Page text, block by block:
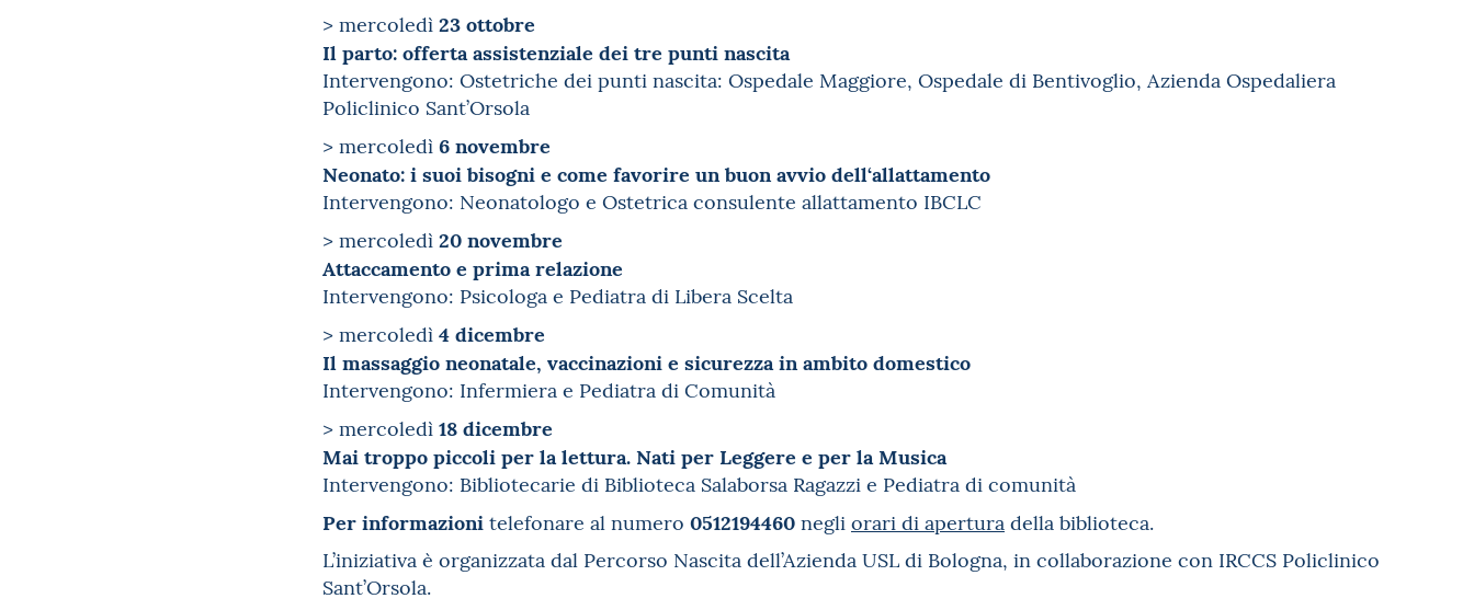
> mercoledì 23 ottobre
Il parto: offerta assistenziale dei tre punti nascita
Intervengono: Ostetriche dei punti nascita: Ospedale Maggiore, Ospedale di Bentivoglio, Azienda Ospedaliera
Policlinico Sant’Orsola
> mercoledì 6 novembre
Neonato: i suoi bisogni e come favorire un buon avvio dell‘allattamento
Intervengono: Neonatologo e Ostetrica consulente allattamento IBCLC
> mercoledì 20 novembre
Attaccamento e prima relazione
Intervengono: Psicologa e Pediatra di Libera Scelta
> mercoledì 4 dicembre
Il massaggio neonatale, vaccinazioni e sicurezza in ambito domestico
Intervengono: Infermiera e Pediatra di Comunità
> mercoledì 18 dicembre
Mai troppo piccoli per la lettura. Nati per Leggere e per la Musica
Intervengono: Bibliotecarie di Biblioteca Salaborsa Ragazzi e Pediatra di comunità
Per informazioni telefonare al numero 0512194460 negli orari di apertura della biblioteca.
L’iniziativa è organizzata dal Percorso Nascita dell’Azienda USL di Bologna, in collaborazione con IRCCS Policlinico
Sant’Orsola.